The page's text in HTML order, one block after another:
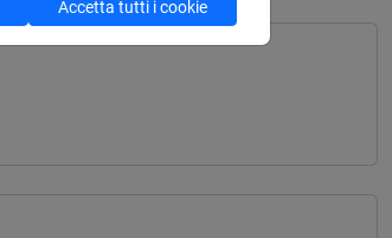
Accetta tutti i cookie